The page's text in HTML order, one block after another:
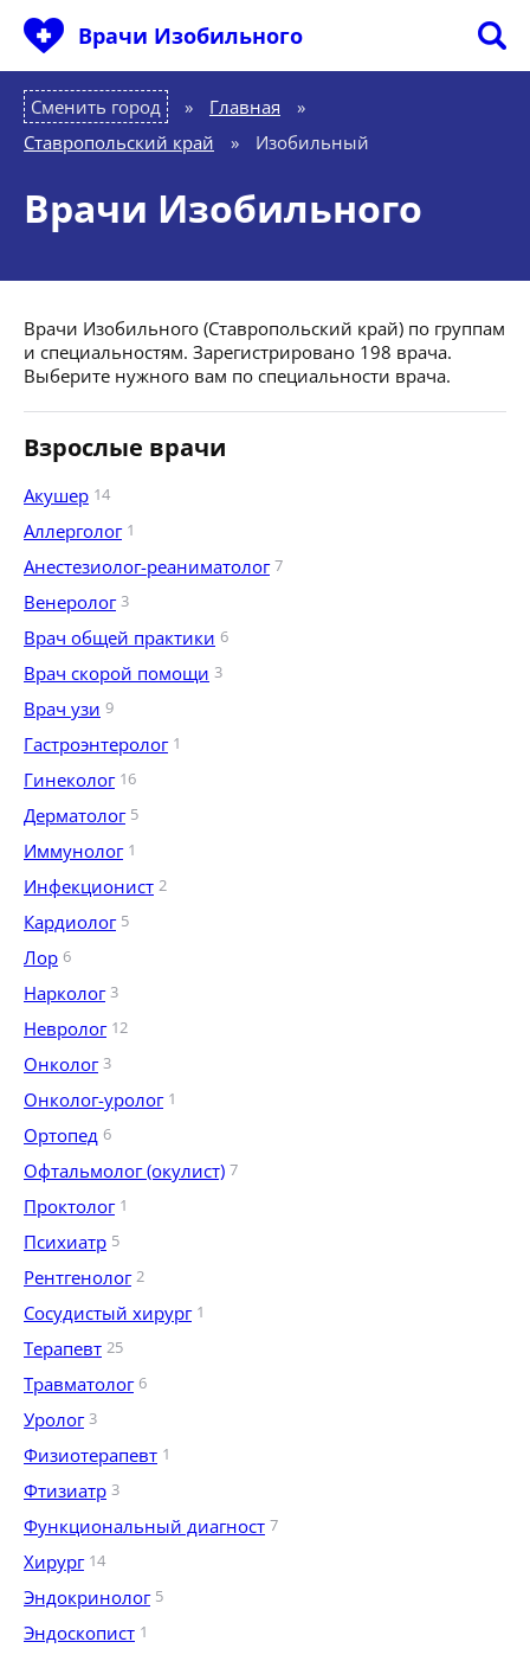
Врачи Изобильного
Сменить город Главная
»
Ставропольский край
» Изобильный
Врачи Изобильного
Врачи Изобильного (Ставропольский край) по группам
и специальностям. Зарегистрировано 198 врача.
Выберите нужного вам по специальности врача.
Взрослые врачи
Акушер 14
Аллерголог 1
Анестезиолог-реаниматолог 7
Венеролог 3
Врач общей практики 6
Врач скорой помощи 3
Врач узи 9
Гастроэнтеролог 1
Гинеколог 16
Дерматолог 5
Иммунолог 1
Инфекционист 2
Кардиолог 5
Лор 6
Нарколог 3
Невролог 12
Онколог 3
Онколог-уролог 1
Ортопед 6
Офтальмолог (окулист) 7
Проктолог 1
Психиатр 5
Рентгенолог 2
Сосудистый хирург 1
Терапевт 25
Травматолог 6
Уролог 3
Физиотерапевт 1
Фтизиатр 3
Функциональный диагност 7
Хирург 14
Эндокринолог 5
Эндоскопист 1